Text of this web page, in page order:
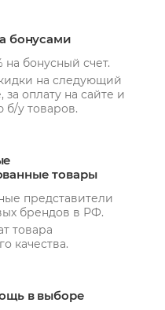
бонусами
на бонусный счет.
на следующий
за оплату на сайте и
б/у товаров.
товары
представители
брендов в РФ.
товара
качества.
в выборе